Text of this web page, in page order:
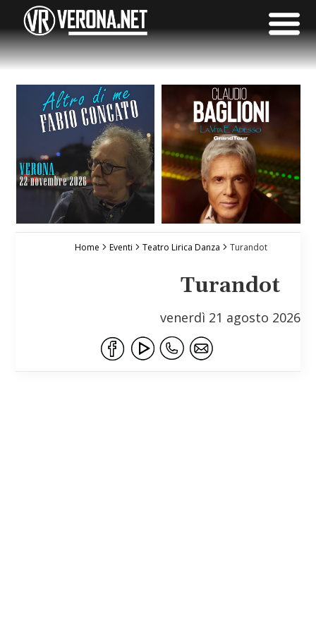
Home Eventi Teatro Lirica Danza Turandot
Turandot
venerdì 21 agosto 2026